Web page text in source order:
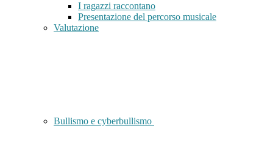
I ragazzi raccontano
Presentazione del percorso musicale
Valutazione
Bullismo e cyberbullismo